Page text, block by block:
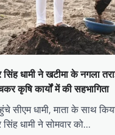
धामी ने खटीमा के नगला
कृषि कार्यों में की सहभागिता
सीएम धामी, माता के साथ
धामी ने सोमवार को…